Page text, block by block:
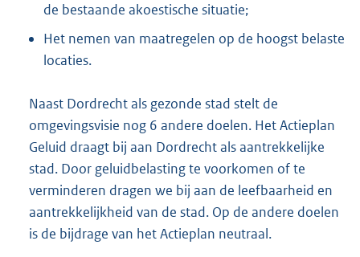
de bestaande akoestische situatie;
Het nemen van maatregelen op de hoogst belaste
locaties.
Naast Dordrecht als gezonde stad stelt de
omgevingsvisie nog 6 andere doelen. Het Actieplan
Geluid draagt bij aan Dordrecht als aantrekkelijke
stad. Door geluidbelasting te voorkomen of te
verminderen dragen we bij aan de leefbaarheid en
aantrekkelijkheid van de stad. Op de andere doelen
is de bijdrage van het Actieplan neutraal.